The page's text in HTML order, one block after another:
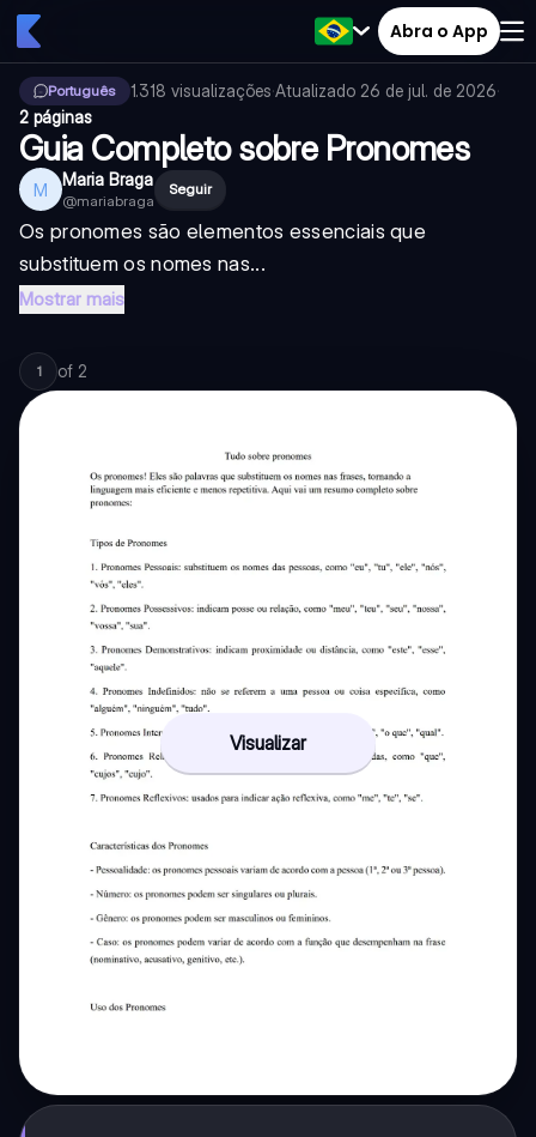
Abra o App
Português 1.318 visualizações·Atualizado 26 de jul. de 2026·
2 páginas
Guia Completo sobre Pronomes
M Maria Braga
@mariabraga
Seguir
Os pronomes são elementos essenciais que
substituem os nomes nas...
Mostrar mais
1 of 2
Visualizar